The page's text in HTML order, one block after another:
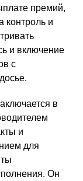
премий,
контроль и
и включение
с
в
и
для
Он